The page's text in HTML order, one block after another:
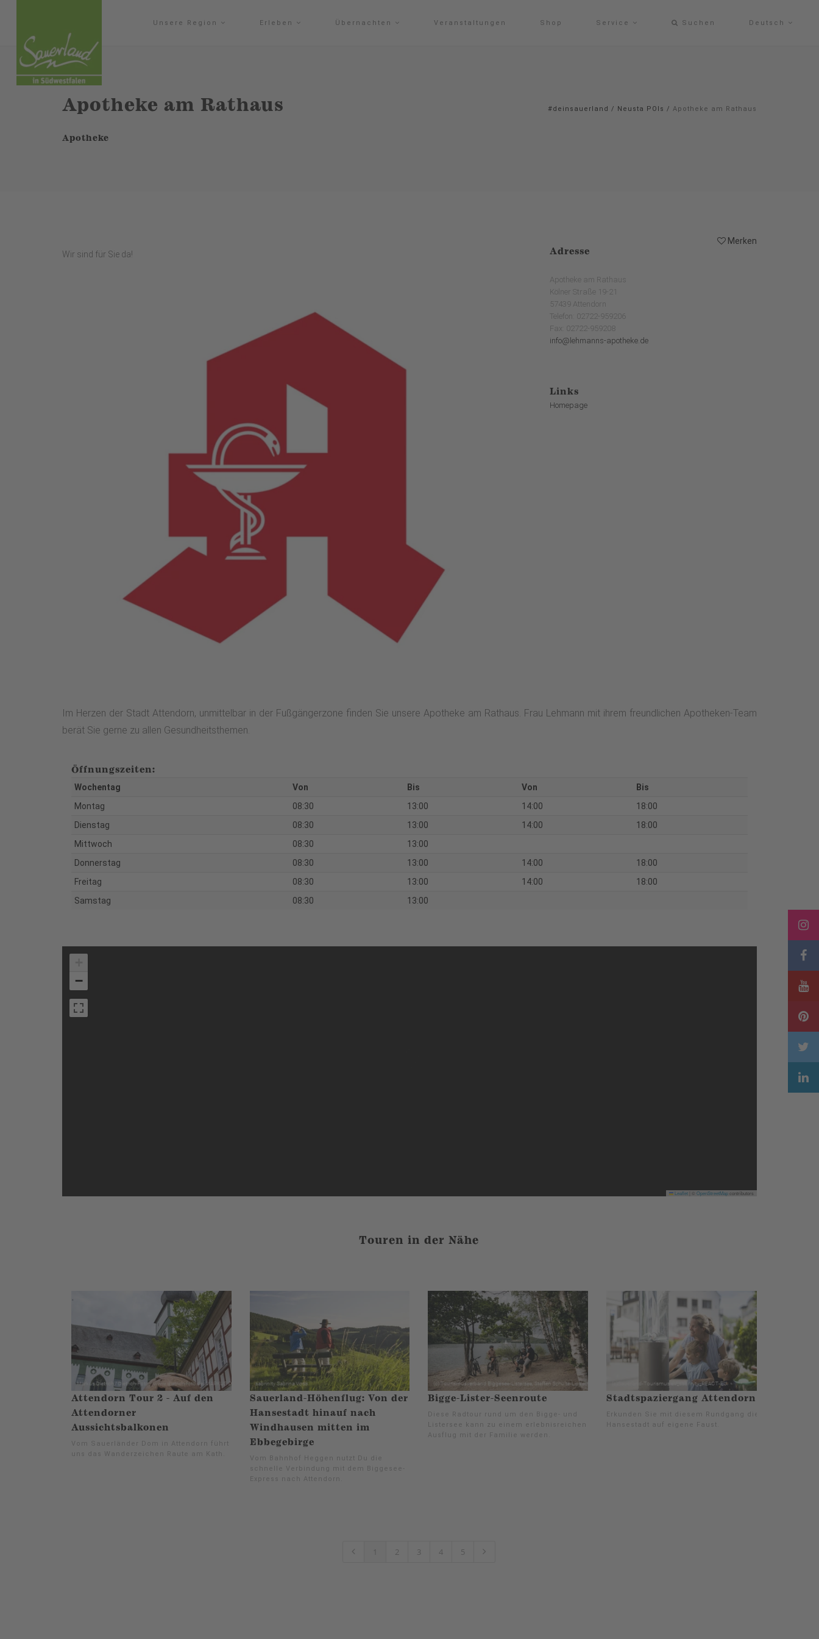
Unsere Region Erleben Übernachten Veranstaltungen Shop Service Suchen Deutsch
Apotheke am Rathaus
Apotheke
#deinsauerland / Neusta POIs / Apotheke am Rathaus
Merken
Wir sind für Sie da!
Adresse
Apotheke am Rathaus
Kölner Straße 19-21
57439 Attendorn
Telefon: 02722-959206
Fax: 02722-959208
info@lehmanns-apotheke.de
Links
Homepage
Im Herzen der Stadt Attendorn, unmittelbar in der Fußgängerzone finden Sie unsere Apotheke am Rathaus. Frau Lehmann mit ihrem freundlichen Apotheken-Team
berät Sie gerne zu allen Gesundheitsthemen.
Öffnungszeiten:
Wochentag Von Bis Von
Bis
Montag
08:30 13:00 14:00
18:00
Dienstag
08:30 13:00 14:00
18:00
Mittwoch
08:30
13:00
Donnerstag
08:30 13:00 14:00
18:00
Freitag
08:30 13:00 14:00
18:00
Samstag
08:30 13:00
−
Leaflet OpenStreetMapcontributors
Touren in der Nähe
Attendorn Tour 2 - Auf den
Attendorner
Aussichtsbalkonen
Vom Sauerländer Dom in Attendorn führt
uns das Wanderzeichen Raute am Kath.
Sauerland-Höhenflug: Von der
Hansestadt hinauf nach
Windhausen mitten im
Ebbegebirge
Vom Bahnhof Heggen nutzt Du die
schnelle Verbindung mit dem Biggesee-
Express nach Attendorn.
Bigge-Lister-Seenroute
Diese Radtour rund um den Bigge- und
Listersee kann zu einem erlebnisreichen
Ausflug mit der Familie werden.
Stadtspaziergang Attendorn
Erkunden Sie mit diesem Rundgang die
Hansestadt auf eigene Faust.
1 2 3 4 5